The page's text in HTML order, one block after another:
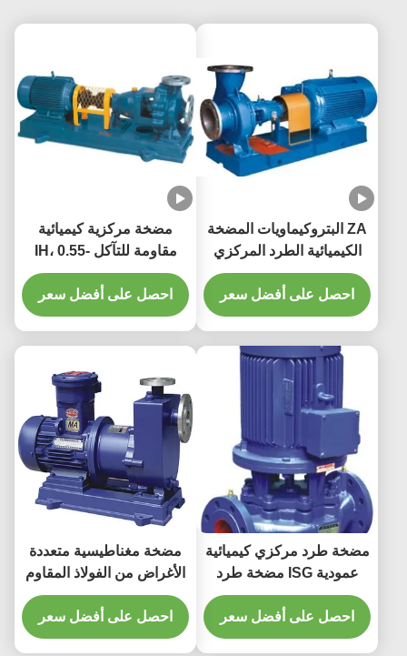
ZA البتروكيماويات المضخة
الكيميائية الطرد المركزي
المضخة الكيميائية البترولية
احصل على أفضل سعر
مضخة مركزية كيميائية
مقاومة للتآكل IH، 0.55-
90KW، 6.3-400m3/h، 5-
125m
احصل على أفضل سعر
مضخة طرد مركزي كيميائية
عمودية ISG مضخة طرد
مركزي أحادية المرحلة
احصل على أفضل سعر
مضخة مغناطيسية متعددة
الأغراض من الفولاذ المقاوم
للصدأ، مضخة طرد مركزي
ذاتية التحضير
احصل على أفضل سعر